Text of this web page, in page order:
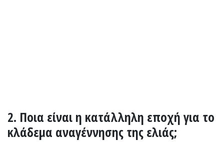
2. Ποια είναι η κατάλληλη εποχή για το
κλάδεμα αναγέννησης της ελιάς;